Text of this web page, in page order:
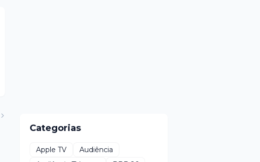
Categorias
Apple TV
Audiência